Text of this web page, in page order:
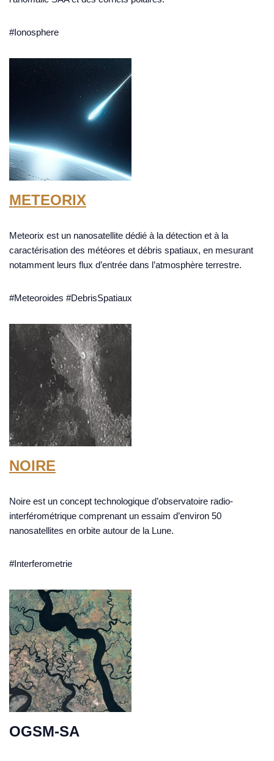
#Ionosphere
METEORIX
Meteorix est un nanosatellite dédié à la détection et à la
caractérisation des météores et débris spatiaux, en mesurant
notamment leurs flux d’entrée dans l’atmosphère terrestre.
#Meteoroides #DebrisSpatiaux
NOIRE
Noire est un concept technologique d’observatoire radio-
interférométrique comprenant un essaim d’environ 50
nanosatellites en orbite autour de la Lune.
#Interferometrie
OGSM-SA